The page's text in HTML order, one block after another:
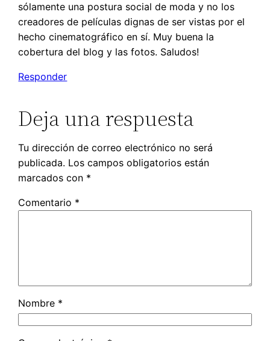
sólamente una postura social de moda y no los
creadores de películas dignas de ser vistas por el
hecho cinematográfico en sí. Muy buena la
cobertura del blog y las fotos. Saludos!
Responder
Deja una respuesta
Tu dirección de correo electrónico no será
publicada. Los campos obligatorios están
marcados con *
Comentario *
Nombre *